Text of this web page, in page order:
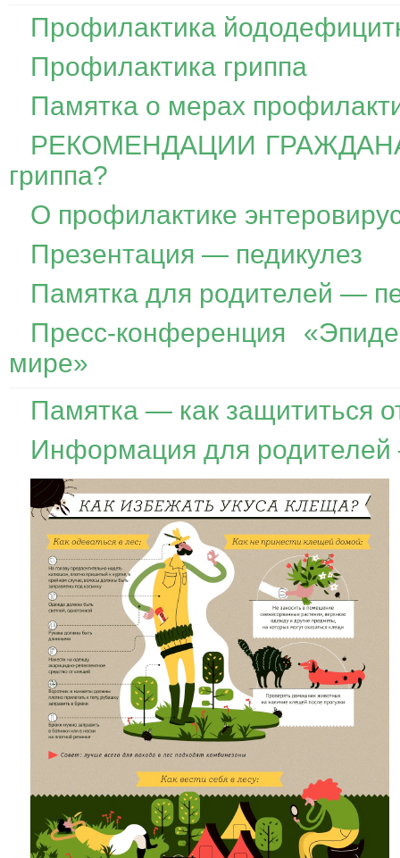
Профилактика
Профилактика гриппа
Памятка о мерах
РЕКОМЕНДАЦИИ
гриппа?
О профилактике
Презентация — педикулез
Памятка для родителей —
Пресс-конференция
мире»
Памятка — как защититься
Информация для